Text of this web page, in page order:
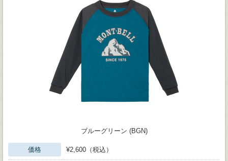
ブルーグリーン (BGN)
価格 ¥2,600（税込）